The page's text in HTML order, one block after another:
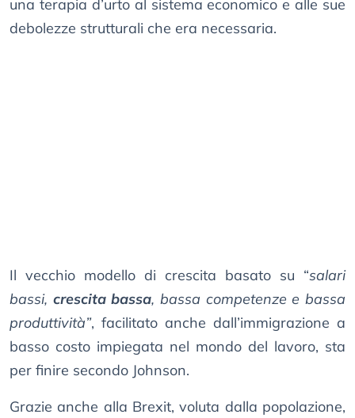
una terapia d’urto al sistema economico e alle sue
debolezze strutturali che era necessaria.
Il vecchio modello di crescita basato su “salari
bassi, crescita bassa, bassa competenze e bassa
produttività”, facilitato anche dall’immigrazione a
basso costo impiegata nel mondo del lavoro, sta
per finire secondo Johnson.
Grazie anche alla Brexit, voluta dalla popolazione,